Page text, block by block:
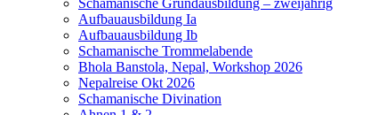
Schamanische Grundausbildung – zweijährig
Aufbauausbildung Ia
Aufbauausbildung Ib
Schamanische Trommelabende
Bhola Banstola, Nepal, Workshop 2026
Nepalreise Okt 2026
Schamanische Divination